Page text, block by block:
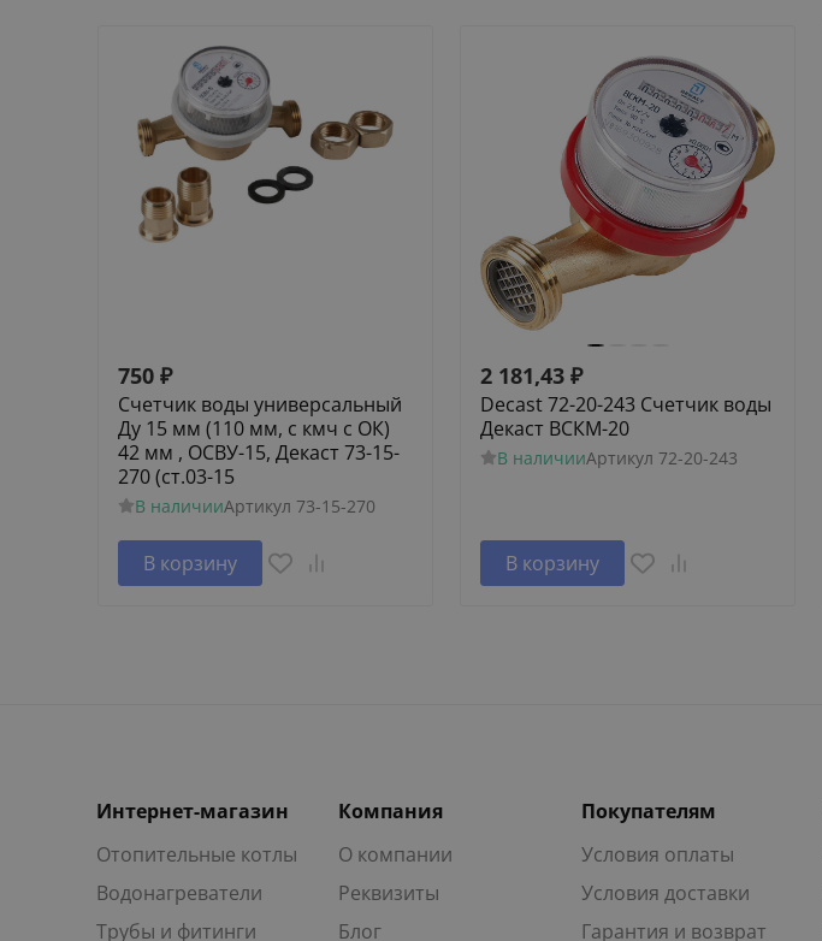
750 ₽
Счетчик воды универсальный
Ду 15 мм (110 мм, с кмч с ОК)
42 мм , ОСВУ-15, Декаст 73-15-
270 (ст.03-15
В наличииАртикул 73-15-270
В корзину
2 181,43 ₽
Decast 72-20-243 Счетчик воды
Декаст ВСКМ-20
В наличииАртикул 72-20-243
В корзину
Интернет-магазин
Отопительные котлы
Водонагреватели
Трубы и фитинги
Компания
О компании
Реквизиты
Блог
Покупателям
Условия оплаты
Условия доставки
Гарантия и возврат